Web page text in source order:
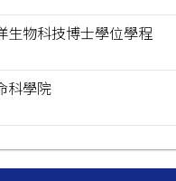
生物科技博士學位學程
科學院